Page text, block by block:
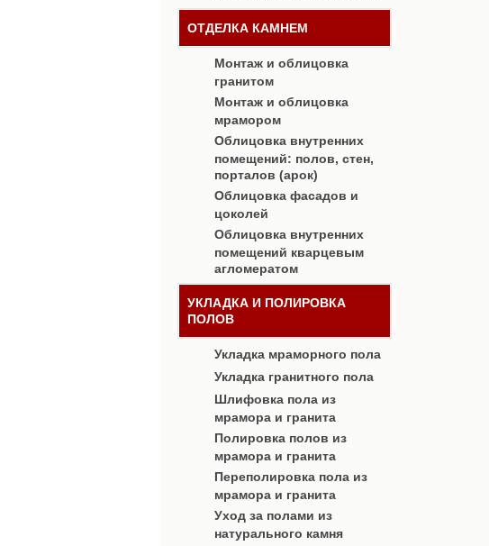
ОТДЕЛКА КАМНЕМ
Монтаж и облицовка
гранитом
Монтаж и облицовка
мрамором
Облицовка внутренних
помещений: полов, стен,
порталов (арок)
Облицовка фасадов и
цоколей
Облицовка внутренних
помещений кварцевым
агломератом
УКЛАДКА И ПОЛИРОВКА
ПОЛОВ
Укладка мраморного пола
Укладка гранитного пола
Шлифовка пола из
мрамора и гранита
Полировка полов из
мрамора и гранита
Переполировка пола из
мрамора и гранита
Уход за полами из
натурального камня